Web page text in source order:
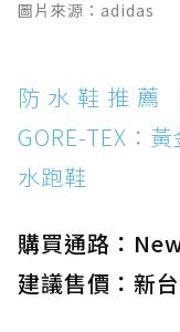
Boot：馬汀
防水鞋推
異大底與全
防水鞋推薦
圖片來源：adidas
防水鞋推薦
GORE-TEX：
水跑鞋
購買通路：
建議售價：新